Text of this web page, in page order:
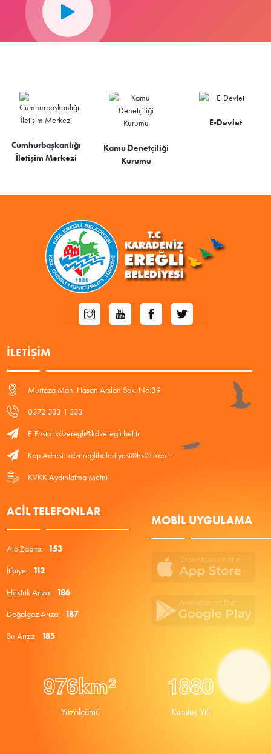
Cumhurbaşkanlığı
İletişim Merkezi
Kamu Denetçiliği
Kurumu
E-Devlet
İLETIŞIM
Murtaza Mah. Hasan Arslan Sok. No:39
0372 333 1 333
E-Posta: kdzeregli@kdzeregli.bel.tr
Kep Adresi: kdzereglibelediyesi@hs01.kep.tr
KVKK Aydınlatma Metni
ACIL TELEFONLAR
Alo Zabıta: 153
İtfaiye: 112
Elektrik Arıza: 186
Doğalgaz Arıza: 187
Su Arıza: 185
MOBIL UYGULAMA
976km²
Yüzölçümü
1880
Kuruluş Yılı